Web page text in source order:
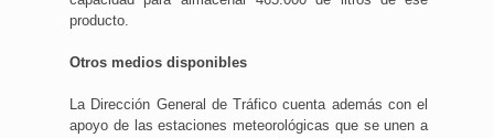
producto.
Otros medios disponibles
La Dirección General de Tráfico cuenta además con el
apoyo de las estaciones meteorológicas que se unen a